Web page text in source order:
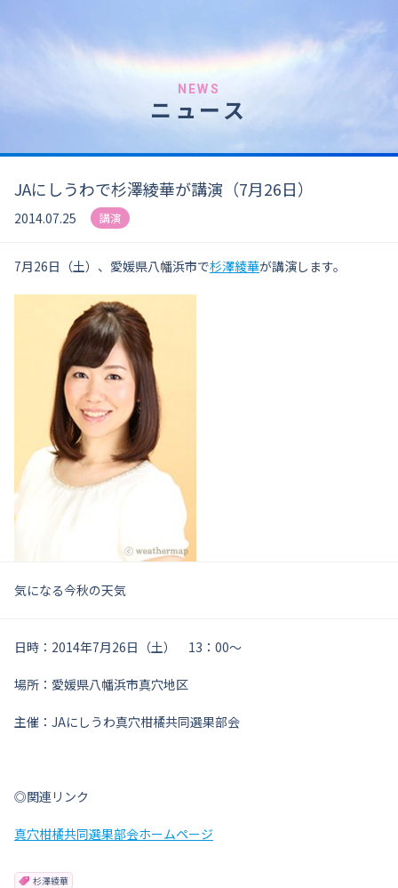
NEWS
ニュース
JAにしうわで杉澤綾華が講演（7月26日）
2014.07.25 講演
7月26日（土）、愛媛県八幡浜市で杉澤綾華が講演します。
気になる今秋の天気
日時：2014年7月26日（土） 13：00～
場所：愛媛県八幡浜市真穴地区
主催：JAにしうわ真穴柑橘共同選果部会
◎関連リンク
真穴柑橘共同選果部会ホームページ
杉澤綾華